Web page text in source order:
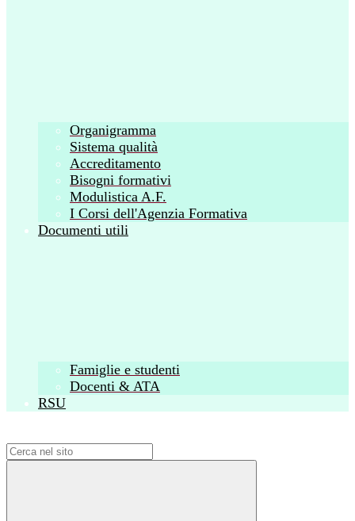
Organigramma
Sistema qualità
Accreditamento
Bisogni formativi
Modulistica A.F.
I Corsi dell'Agenzia Formativa
Documenti utili
Famiglie e studenti
Docenti & ATA
RSU